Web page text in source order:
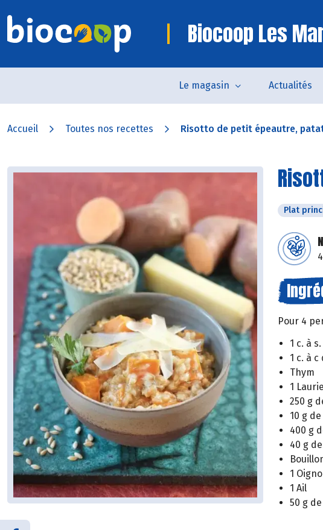
Biocoop Les
Le magasin Actualités
Accueil Toutes nos recettes Risotto de petit épeautre,
Plat
Pour 4
1 c. à
1 c. à
Thym
1
250 g
10 g
400 g
40 g
1
1 Ail
50 g